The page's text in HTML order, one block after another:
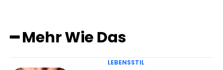
━ Mehr Wie Das
LEBENSSTIL